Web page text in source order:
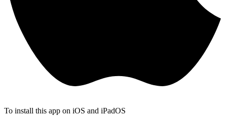
To install this app on iOS and iPadOS